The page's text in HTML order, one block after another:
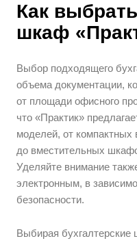
Как
шкаф
Выбор подходящего
объема документации,
от площади офисного
что «Практик»
моделей, от
до вместительных
Уделяйте внимание
электронным, в
безопасности.
Выбирая